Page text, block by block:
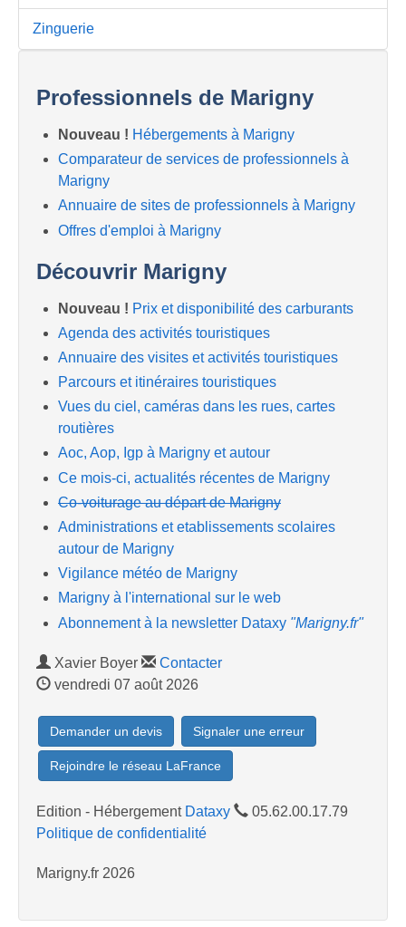
Zinguerie
Professionnels de Marigny
Nouveau ! Hébergements à Marigny
Comparateur de services de professionnels à
Marigny
Annuaire de sites de professionnels à Marigny
Offres d'emploi à Marigny
Découvrir Marigny
Nouveau ! Prix et disponibilité des carburants
Agenda des activités touristiques
Annuaire des visites et activités touristiques
Parcours et itinéraires touristiques
Vues du ciel, caméras dans les rues, cartes
routières
Aoc, Aop, Igp à Marigny et autour
Ce mois-ci, actualités récentes de Marigny
Co-voiturage au départ de Marigny
Administrations et etablissements scolaires
autour de Marigny
Vigilance météo de Marigny
Marigny à l'international sur le web
Abonnement à la newsletter Dataxy "Marigny.fr"
Xavier Boyer
Contacter
vendredi 07 août 2026
Demander un devis Signaler une erreur
Rejoindre le réseau LaFrance
Edition - Hébergement Dataxy
05.62.00.17.79
Politique de confidentialité
Marigny.fr 2026